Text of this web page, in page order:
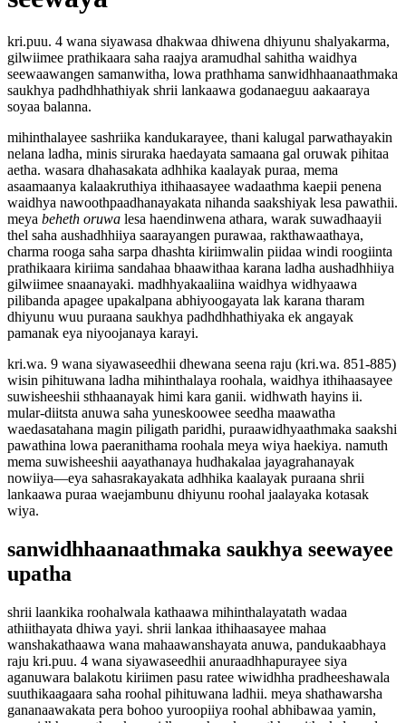
kri.puu. 4 wana siyawasa dhakwaa dhiwena dhiyunu shalyakarma,
gilwiimee prathikaara saha raajya aramudhal sahitha waidhya
seewaawangen samanwitha, lowa prathhama sanwidhhaanaathmaka
saukhya padhdhhathiyak shrii lankaawa godanaeguu aakaaraya
soyaa balanna.
mihinthalayee sashriika kandukarayee, thani kalugal parwathayakin
nelana ladha, minis siruraka haedayata samaana gal oruwak pihitaa
aetha. wasara dhahasakata adhhika kaalayak puraa, mema
asaamaanya kalaakruthiya ithihaasayee wadaathma kaepii penena
waidhya nawoothpaadhanayakata nihanda saakshiyak lesa pawathii.
meya beheth oruwa lesa haendinwena athara, warak suwadhaayii
thel saha aushadhhiiya saarayangen purawaa, rakthawaathaya,
charma rooga saha sarpa dhashta kiriimwalin piidaa windi roogiinta
prathikaara kiriima sandahaa bhaawithaa karana ladha aushadhhiiya
gilwiimee snaanayaki. madhhyakaaliina waidhya widhyaawa
pilibanda apagee upakalpana abhiyoogayata lak karana tharam
dhiyunu wuu puraana saukhya padhdhhathiyaka ek angayak
pamanak eya niyoojanaya karayi.
kri.wa. 9 wana siyawaseedhii dhewana seena raju (kri.wa. 851-885)
wisin pihituwana ladha mihinthalaya roohala, waidhya ithihaasayee
suwisheeshii sthhaanayak himi kara ganii. widhwath hayins ii.
mular-diitsta anuwa saha yuneskoowee seedha maawatha
waedasatahana magin piligath paridhi, puraawidhyaathmaka saakshi
pawathina lowa paeranithama roohala meya wiya haekiya. namuth
mema suwisheeshii aayathanaya hudhakalaa jayagrahanayak
nowiiya—eya sahasrakayakata adhhika kaalayak puraana shrii
lankaawa puraa waejambunu dhiyunu roohal jaalayaka kotasak
wiya.
sanwidhhaanaathmaka saukhya seewayee
upatha
shrii laankika roohalwala kathaawa mihinthalayatath wadaa
athiithayata dhiwa yayi. shrii lankaa ithihaasayee mahaa
wanshakathaawa wana mahaawanshayata anuwa, pandukaabhaya
raju kri.puu. 4 wana siyawaseedhii anuraadhhapurayee siya
aganuwara balakotu kiriimen pasu ratee wiwidhha pradheeshawala
suuthikaagaara saha roohal pihituwana ladhii. meya shathawarsha
gananaawakata pera bohoo yuroopiiya roohal abhibawaa yamin,